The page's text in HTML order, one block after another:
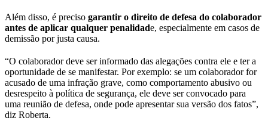
Além disso, é preciso garantir o direito de defesa do colaborador
antes de aplicar qualquer penalidade, especialmente em casos de
demissão por justa causa.
“O colaborador deve ser informado das alegações contra ele e ter a
oportunidade de se manifestar. Por exemplo: se um colaborador for
acusado de uma infração grave, como comportamento abusivo ou
desrespeito à política de segurança, ele deve ser convocado para
uma reunião de defesa, onde pode apresentar sua versão dos fatos”,
diz Roberta.